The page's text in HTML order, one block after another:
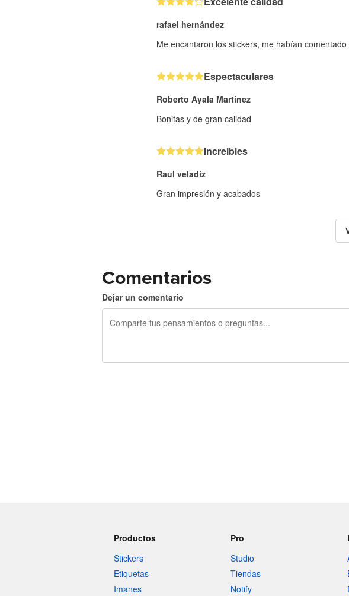
rafael hernández
Me encantaron los stickers, me habían
Espectaculares
Roberto Ayala Martinez
Bonitas y de gran calidad
Increibles
Raul veladiz
Gran impresión y acabados
Comentarios
Dejar un comentario
Productos
Stickers
Etiquetas
Imanes
Pro
Studio
Tiendas
Notify